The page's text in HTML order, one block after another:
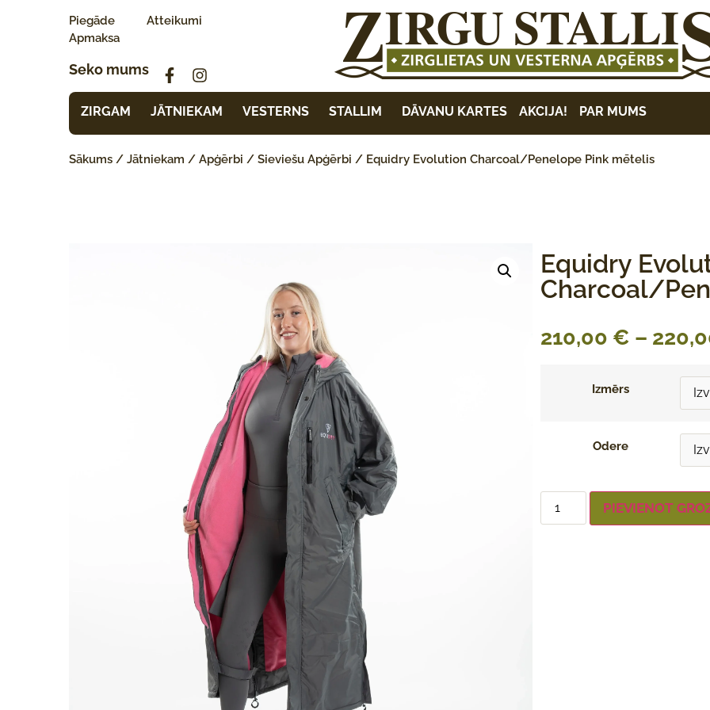
Piegāde
Apmaksa
Atteikumi
Seko mums
ZIRGAM JĀTNIEKAM VESTERNS STALLIM DĀVANU KARTES AKCIJA! PAR MUMS
Sākums / Jātniekam / Apģērbi / Sieviešu Apģērbi / Equidry Evolution Charcoal/Penelope Pink mētelis
Equidry
Charcoal/
210,00 € –
Izmērs
Odere
PIEVIENOT